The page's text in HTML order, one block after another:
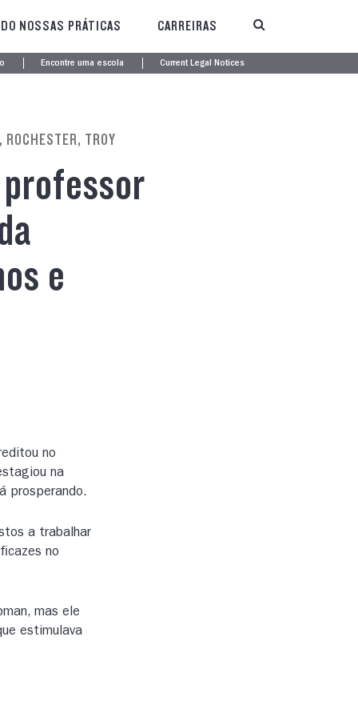
NOSSAS PRÁTICAS CARREIRAS
Encontre uma escola Current Legal Notices
TROY
e
no
na
prosperando.
a trabalhar
no
mas ele
estimulava